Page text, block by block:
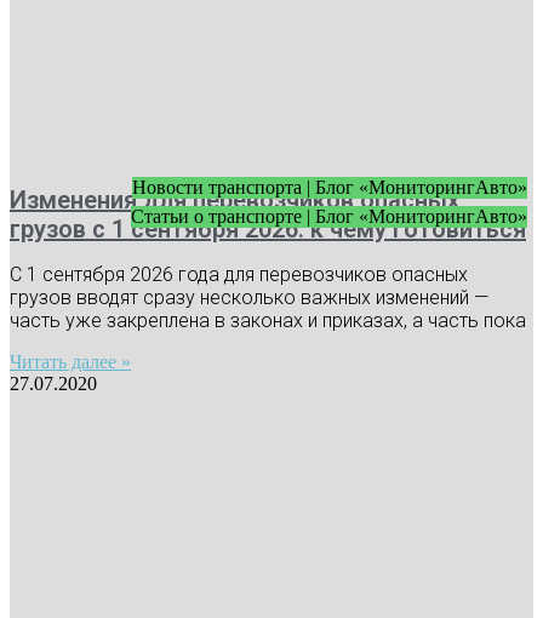
Новости транспорта | Блог «МониторингАвто»
Статьи о транспорте | Блог «МониторингАвто»
Изменения для перевозчиков опасных
грузов с 1 сентября 2026: к чему готовиться
С 1 сентября 2026 года для перевозчиков опасных
грузов вводят сразу несколько важных изменений —
часть уже закреплена в законах и приказах, а часть пока
Читать далее »
27.07.2020